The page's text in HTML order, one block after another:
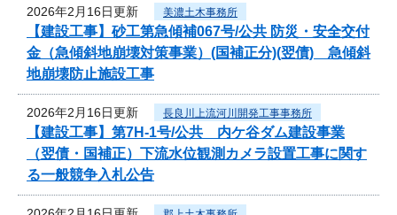
2026年2月16日更新 美濃土木事務所
【建設工事】砂工第急傾補067号/公共 防災・安全交付
金（急傾斜地崩壊対策事業）(国補正分)(翌債) 急傾斜
地崩壊防止施設工事
2026年2月16日更新 長良川上流河川開発工事事務所
【建設工事】第7H-1号/公共 内ケ谷ダム建設事業
（翌債・国補正）下流水位観測カメラ設置工事に関す
る一般競争入札公告